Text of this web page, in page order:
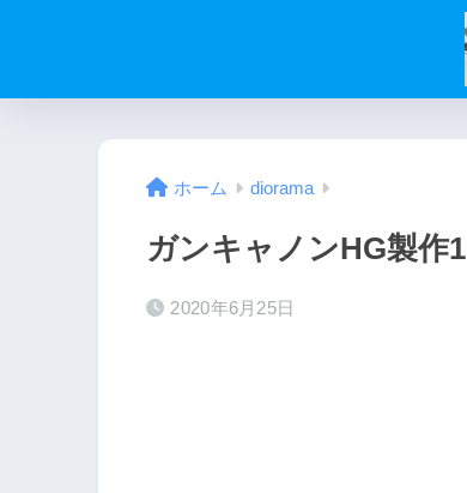
ホーム diorama
ガンキャノンHG製作1
2020年6月25日